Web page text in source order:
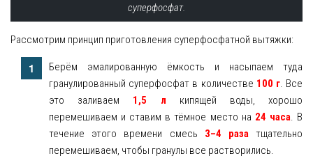
суперфосфат.
Рассмотрим принцип приготовления суперфосфатной вытяжки:
Берём эмалированную ёмкость и насыпаем туда
гранулированный суперфосфат в количестве 100 г. Все
это заливаем 1,5 л кипящей воды, хорошо
перемешиваем и ставим в тёмное место на 24 часа. В
течение этого времени смесь 3–4 разатщательно
перемешиваем, чтобы гранулы все растворились.